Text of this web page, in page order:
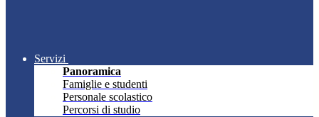
Servizi
Panoramica
Famiglie e studenti
Personale scolastico
Percorsi di studio